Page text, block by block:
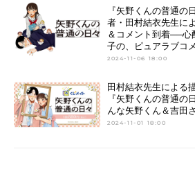
『矢野くんの普通の
者・田村結衣先生に
＆コメント到着──心
子の、ピュアラブコ
2024-11-06 18:00
田村結衣先生による
『矢野くんの普通の
んな矢野くん＆吉田
2024-11-01 18:00